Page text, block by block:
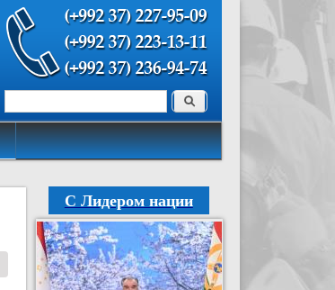
Форма поиска Поиск
С Лидером нации